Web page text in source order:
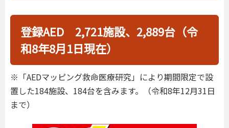
登録AED 2,721施設、2,889台（令
和8年8月1日現在）
※「AEDマッピング救命医療研究」により期間限定で設
置した184施設、184台を含みます。（令和8年12月31日
まで）